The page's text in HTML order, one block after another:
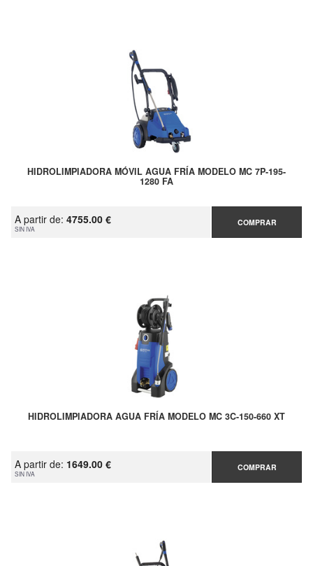
HIDROLIMPIADORA MÓVIL AGUA FRÍA MODELO MC 7P-195-
1280 FA
A partir de: 4755.00 €
SIN IVA
COMPRAR
HIDROLIMPIADORA AGUA FRÍA MODELO MC 3C-150-660 XT
A partir de: 1649.00 €
SIN IVA
COMPRAR